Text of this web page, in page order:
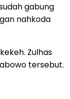
gabung
nahkoda
Zulhas
tersebut.